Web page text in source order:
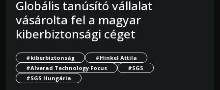
Globális tanúsító vállalat
vásárolta fel a magyar
kiberbiztonsági céget
#kiberbiztonság
#Hinkel Attila
#Alverad Technology Focus
#SGS
#SGS Hungária